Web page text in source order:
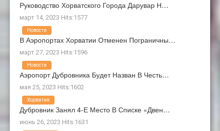
Руководство Хорватского Города Дарувар Н…
март 14, 2023 Hits:1577
В Аэропортах Хорватии Отменен Пограничны…
март 27, 2023 Hits:1596
Новости
Аэропорт Дубровника Будет Назван В Честь…
мая 25, 2023 Hits:1602
Новости
Дубровник Занял 4-Е Место В Списке «Двен…
июнь 26, 2023 Hits:1631
Хорватия